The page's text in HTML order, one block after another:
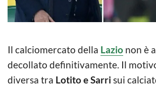
Il calciomercato della Lazio non è
decollato definitivamente. Il
diversa tra Lotito e Sarri sui